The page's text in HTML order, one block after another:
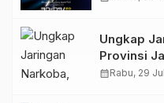
Ungkap
Provinsi
Amankan
calendar_monthRabu, 29